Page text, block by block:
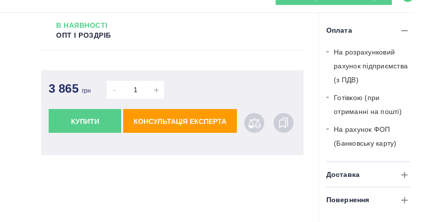
В НАЯВНОСТІ
ОПТ І РОЗДРІБ
3 865 грн - +
КУПИТИ КОНСУЛЬТАЦІЯ ЕКСПЕРТА
Оплата
На розрахунковий
рахунок підприємства
(з ПДВ)
Готівкою (при
отриманні на пошті)
На рахунок ФОП
(Банковську карту)
Доставка
Повернення